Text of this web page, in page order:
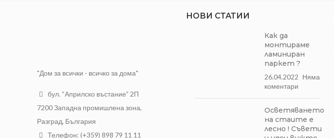
"Дом за всички - всичко за дома"
бул. “Априлско въстание” 2П
7200 Западна промишлена зона,
Разград, България
Телефон: (+359) 898 79 11 11
НОВИ СТАТИИ
Как да
монтираме
ламиниран
паркет ?
26.04.2022 Няма
коментари
Осветяването
на стаите е
лесно ! Съвети